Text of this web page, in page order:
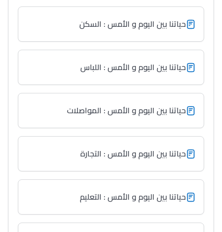
حياتنا بين اليوم و الأمس : السكن
حياتنا بين اليوم و الأمس : اللباس
حياتنا بين اليوم و الأمس : المواصلات
حياتنا بين اليوم و الأمس : التجارة
حياتنا بين اليوم و الأمس : التعليم